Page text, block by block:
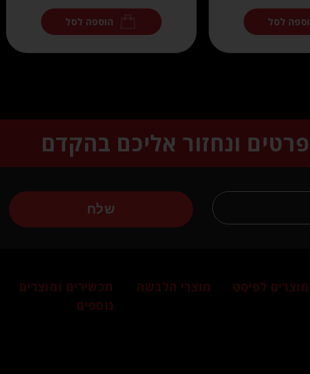
לסל הוספה לסל
פרטים ונחזור אליכם בהקדם
שלח
מוצרים לפיסט מוצרי הלבשה
תכשירים ומוצרים
נוספים